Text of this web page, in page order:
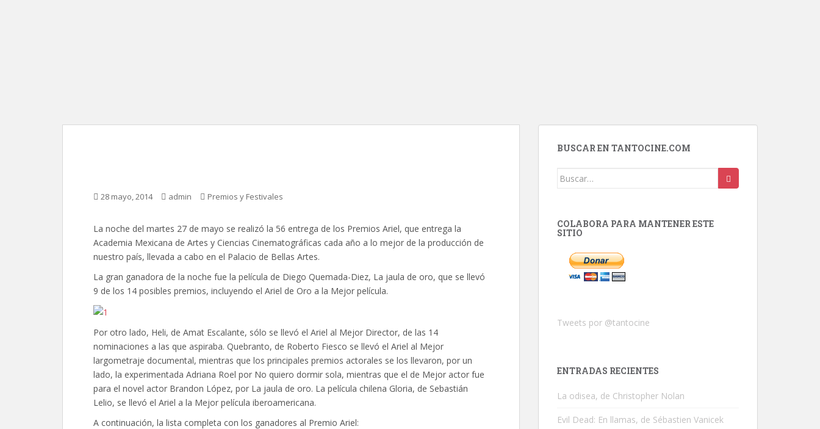
28 mayo, 2014 admin Premios y Festivales
La noche del martes 27 de mayo se realizó la 56 entrega de los Premios Ariel, que entrega la
Academia Mexicana de Artes y Ciencias Cinematográficas cada año a lo mejor de la producción de
nuestro país, llevada a cabo en el Palacio de Bellas Artes.
La gran ganadora de la noche fue la película de Diego Quemada-Diez, La jaula de oro, que se llevó
9 de los 14 posibles premios, incluyendo el Ariel de Oro a la Mejor película.
Por otro lado, Heli, de Amat Escalante, sólo se llevó el Ariel al Mejor Director, de las 14
nominaciones a las que aspiraba. Quebranto, de Roberto Fiesco se llevó el Ariel al Mejor
largometraje documental, mientras que los principales premios actorales se los llevaron, por un
lado, la experimentada Adriana Roel por No quiero dormir sola, mientras que el de Mejor actor fue
para el novel actor Brandon López, por La jaula de oro. La película chilena Gloria, de Sebastián
Lelio, se llevó el Ariel a la Mejor película iberoamericana.
A continuación, la lista completa con los ganadores al Premio Ariel:
BUSCAR EN TANTOCINE.COM
Buscar:
COLABORA PARA MANTENER ESTE
SITIO
Tweets por @tantocine
ENTRADAS RECIENTES
La odisea, de Christopher Nolan
Evil Dead: En llamas, de Sébastien Vanicek